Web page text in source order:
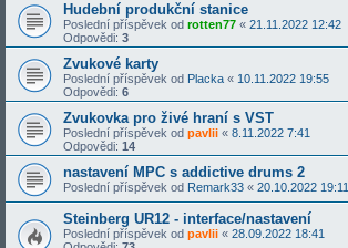
Hudební produkční stanice
Poslední příspěvek od rotten77 « 21.11.2022 12:42
Odpovědi: 3
Zvukové karty
Poslední příspěvek od Placka « 10.11.2022 19:55
Odpovědi: 6
Zvukovka pro živé hraní s VST
Poslední příspěvek od pavlii « 8.11.2022 7:41
Odpovědi: 14
nastavení MPC s addictive drums 2
Poslední příspěvek od Remark33 « 20.10.2022 19:11
Steinberg UR12 - interface/nastavení
Poslední příspěvek od pavlii « 28.09.2022 18:41